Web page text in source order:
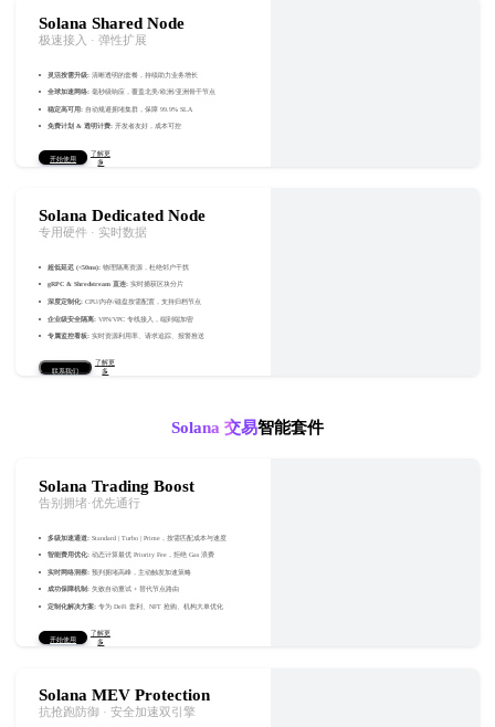
Solana Shared Node
极速接入 · 弹性扩展
灵活按需升级:清晰透明的套餐，持续助力业务增长
全球加速网络:毫秒级响应，覆盖北美/欧洲/亚洲骨干节点
稳定高可用:自动规避拥堵集群，保障 99.9% SLA
免费计划 & 透明计费:开发者友好，成本可控
开始使用
了解更
多
Solana Dedicated Node
专用硬件 · 实时数据
超低延迟 (<50ms):物理隔离资源，杜绝邻户干扰
gRPC & Shredstream 直连:实时捕获区块分片
深度定制化:CPU/内存/磁盘按需配置，支持归档节点
企业级安全隔离:VPN/VPC 专线接入，端到端加密
专属监控看板:实时资源利用率、请求追踪、报警推送
联系我们
了解更
多
Solana 交易智能套件
Solana Trading Boost
告别拥堵·优先通行
多级加速通道:Standard | Turbo | Prime，按需匹配成本与速度
智能费用优化:动态计算最优 Priority Fee，拒绝 Gas 浪费
实时网络洞察:预判拥堵高峰，主动触发加速策略
成功保障机制:失败自动重试 + 替代节点路由
定制化解决方案:专为 DeFi 套利、NFT 抢购、机构大单优化
开始使用
了解更
多
Solana MEV Protection
抗抢跑防御 · 安全加速双引擎